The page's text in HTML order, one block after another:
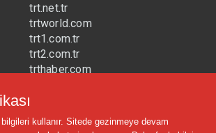
trt.net.tr
trtworld.com
trt1.com.tr
trt2.com.tr
trthaber.com
kullanır. Sitede gezinmeye devam